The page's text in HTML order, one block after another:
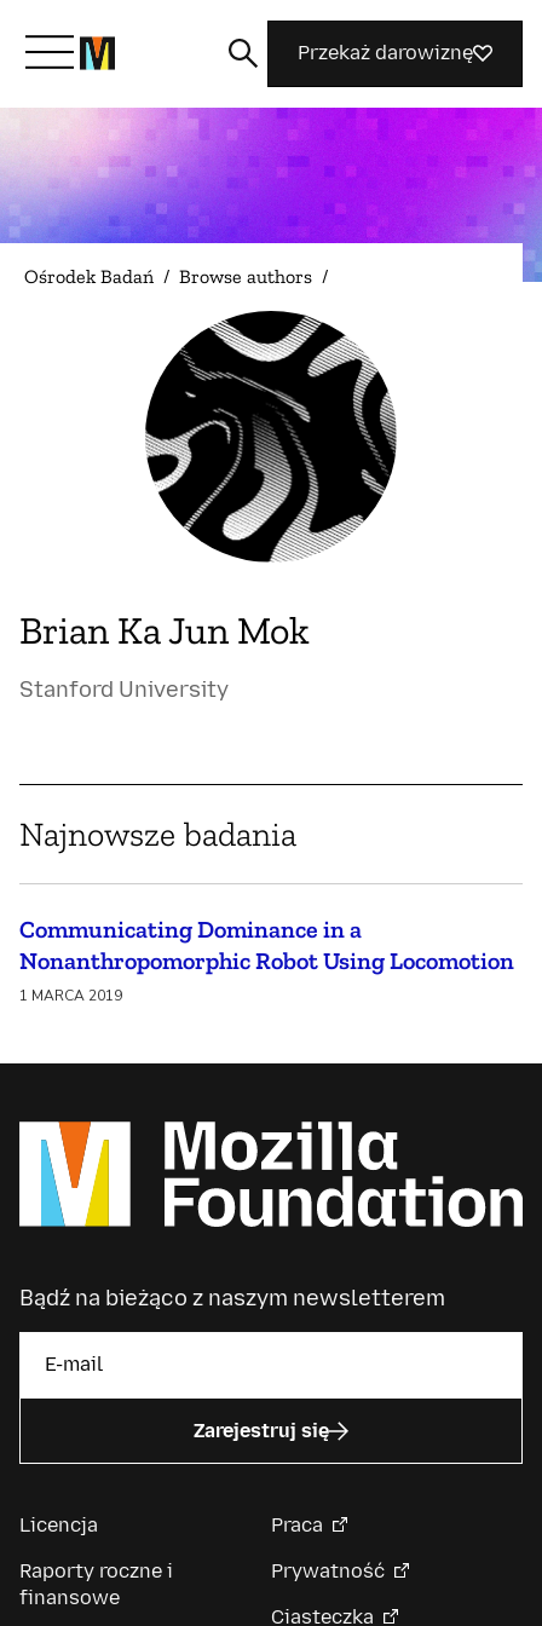
Poznaj Mozillę
Co robimy
Dołącz do nas
Magazyn
Przekaż darowiznę
Ośrodek Badań / Browse authors /
Brian Ka Jun Mok
Stanford University
Najnowsze badania
Communicating Dominance in a
Nonanthropomorphic Robot Using Locomotion
1 MARCA 2019
Bądź na bieżąco z naszym newsletterem
Zarejestruj się
Licencja
Raporty roczne i
finansowe
Praca
Prywatność
Ciasteczka